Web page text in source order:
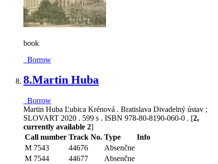
book
Borrow
8.Martin Huba
Borrow
Martin Huba Ľubica Krénová . Bratislava Divadelný ústav ;
SLOVART 2020 . 599 s . ISBN 978-80-8190-060-0 . [2,
currently available 2]
Call number Track No. Type
Info
M 7543
44676
Absenčne
M 7544
44677
Absenčne